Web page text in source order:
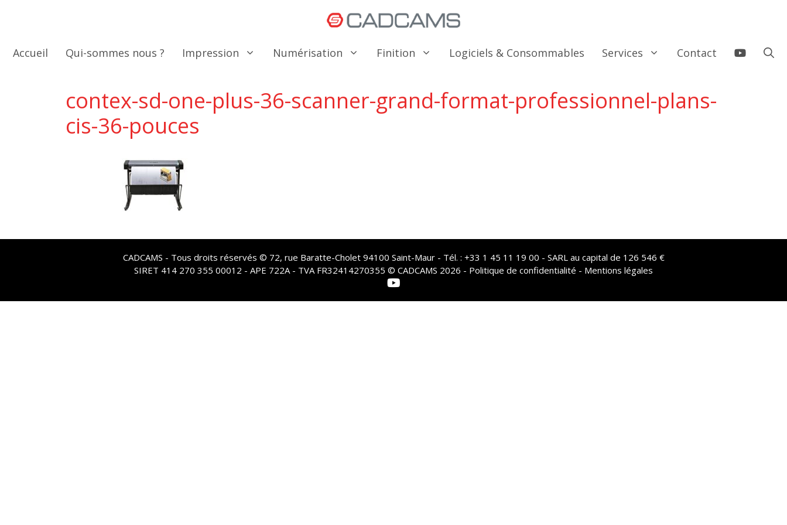
Accueil Qui-sommes nous ? Impression Numérisation Finition Logiciels & Consommables Services Contact
contex-sd-one-plus-36-scanner-grand-format-professionnel-plans-
cis-36-pouces
CADCAMS - Tous droits réservés © 72, rue Baratte-Cholet 94100 Saint-Maur - Tél. : +33 1 45 11 19 00 - SARL au capital de 126 546 €
SIRET 414 270 355 00012 - APE 722A - TVA FR32414270355 © CADCAMS 2026 - Politique de confidentialité - Mentions légales